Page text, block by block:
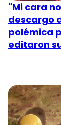
"Mi cara
descargo
polémica
editaron